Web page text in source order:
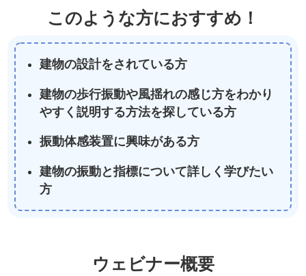
このような方におすすめ！
建物の設計をされている方
建物の歩行振動や風揺れの感じ方をわかり
やすく説明する方法を探している方
振動体感装置に興味がある方
建物の振動と指標について詳しく学びたい
方
ウェビナー概要